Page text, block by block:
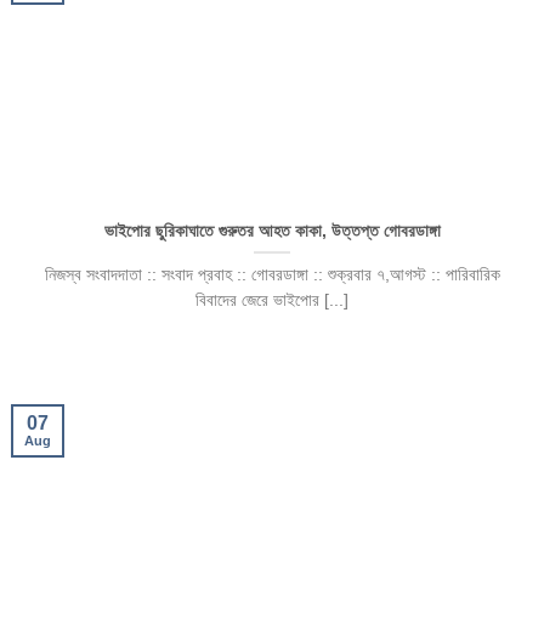
ভাইপোর ছুরিকাঘাতে গুরুতর আহত কাকা, উত্তপ্ত গোবরডাঙ্গা
নিজস্ব সংবাদদাতা :: সংবাদ প্রবাহ :: গোবরডাঙ্গা :: শুক্রবার ৭,আগস্ট :: পারিবারিক
বিবাদের জেরে ভাইপোর [...]
07
Aug